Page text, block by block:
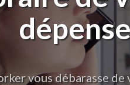
vous débarasse